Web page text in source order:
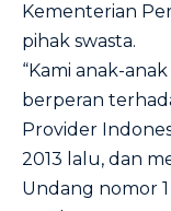
Kementerian
pihak swasta.
“Kami anak-
berperan
Provider
2013 lalu, dan
Undang nomor